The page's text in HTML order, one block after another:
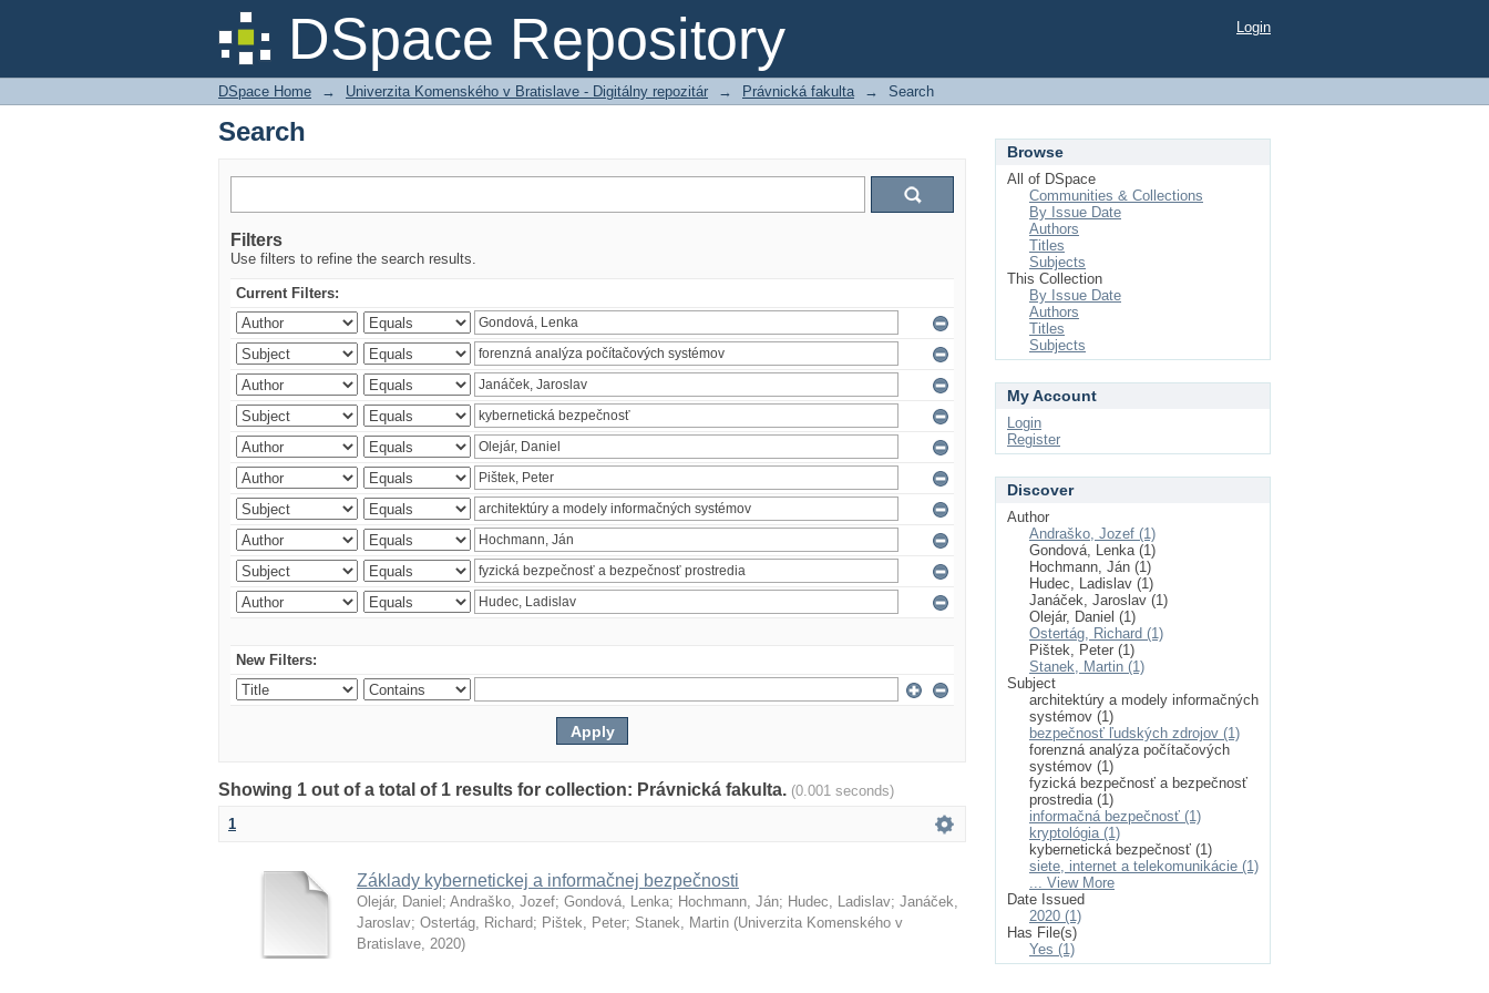
DSpace Repository
Search Login
DSpace Home → Univerzita Komenského v Bratislave - Digitálny repozitár → Právnická fakulta → Search
Search
Filters
Use filters to refine the search results.
Current Filters:
New Filters:
Showing 1 out of a total of 1 results for collection: Právnická fakulta. (0.001 seconds)
1
Základy kybernetickej a informačnej bezpečnosti
Olejár, Daniel ; Andraško, Jozef; Gondová, Lenka; Hochmann, Ján; Hudec, Ladislav; Janáček,
Jaroslav; Ostertág, Richard; Pištek, Peter; Stanek, Martin (Univerzita Komenského v
Bratislave, 2020)
Browse
All of DSpace
Communities & Collections
By Issue Date
Authors
Titles
Subjects
This Collection
By Issue Date
Authors
Titles
Subjects
My Account
Login
Register
Discover
Author
Andraško, Jozef (1)
Gondová, Lenka (1)
Hochmann, Ján (1)
Hudec, Ladislav (1)
Janáček, Jaroslav (1)
Olejár, Daniel (1)
Ostertág, Richard (1)
Pištek, Peter (1)
Stanek, Martin (1)
Subject
architektúry a modely informačných
systémov (1)
bezpečnosť ľudských zdrojov (1)
forenzná analýza počítačových
systémov (1)
fyzická bezpečnosť a bezpečnosť
prostredia (1)
informačná bezpečnosť (1)
kryptológia (1)
kybernetická bezpečnosť (1)
siete, internet a telekomunikácie (1)
... View More
Date Issued
2020 (1)
Has File(s)
Yes (1)